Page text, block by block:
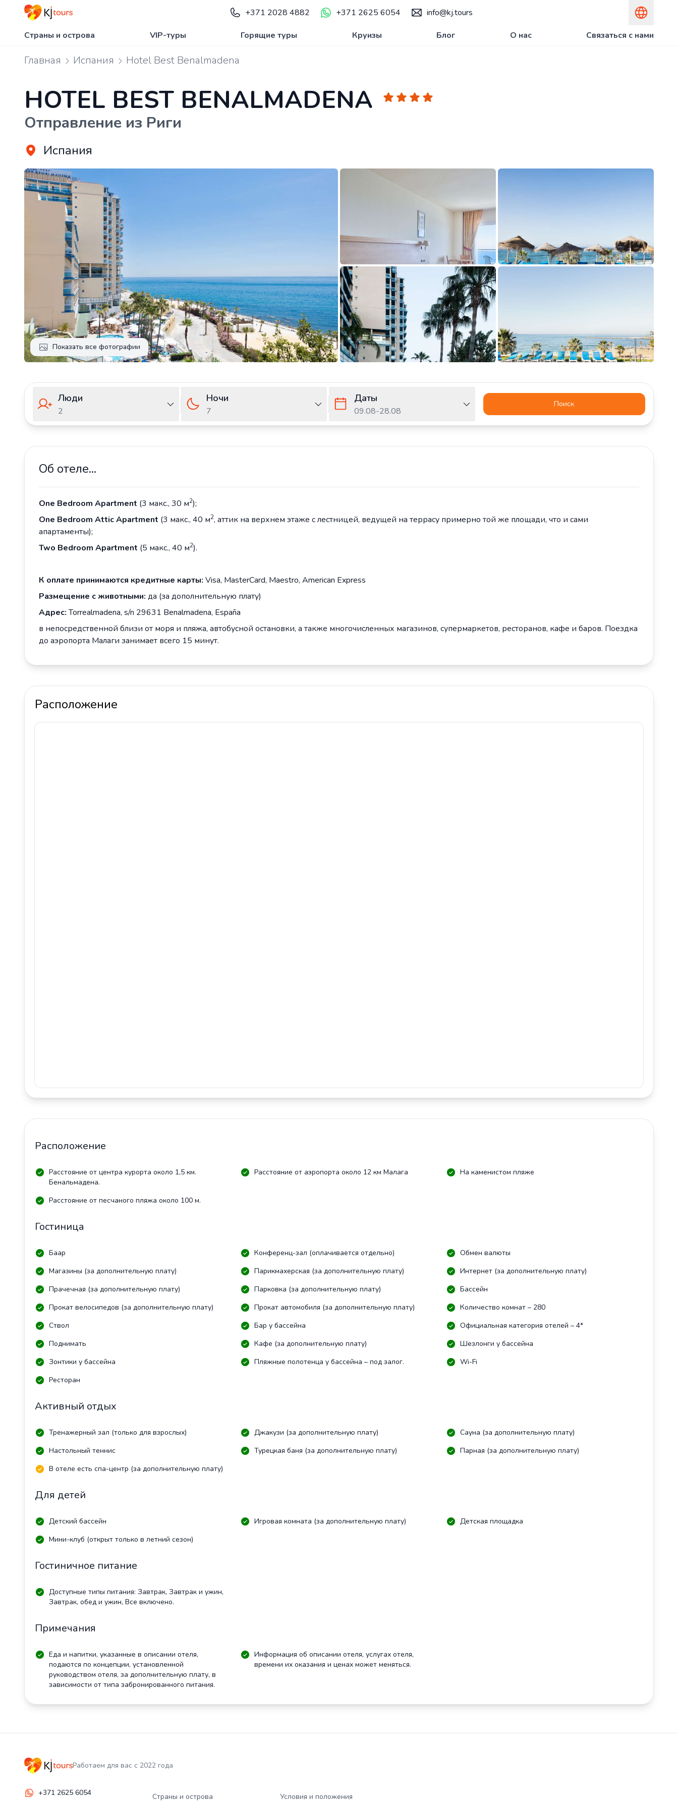
+371 2028 4882 +371 2625 6054 info@kj.tours
Страны и острова VIP-туры Горящие туры Круизы Блог О нас Связаться с нами
Главная Испания Hotel Best Benalmadena
HOTEL BEST BENALMADENA
Отправление из Риги
Испания
Показать все фотографии
Люди
2
Ночи
7
Даты
09.08-28.08
Поиск
Об отеле...
One Bedroom Apartment (3 макс., 30 м2);
One Bedroom Attic Apartment (3 макс., 40 м2, аттик на верхнем этаже с лестницей, ведущей на террасу примерно той же площади, что и сами
апартаменты);
Two Bedroom Apartment (5 макс., 40 м2).
К оплате принимаются кредитные карты: Visa, MasterCard, Maestro, American Express
Размещение с животными: да (за дополнительную плату)
Адрес:Torrealmadena, s/n 29631 Benalmadena, España
в непосредственной близи от моря и пляжа, автобусной остановки, а также многочисленных магазинов, супермаркетов, ресторанов, кафе и баров. Поездка
до аэропорта Малаги занимает всего 15 минут.
Расположение
Расположение
Расстояние от центра курорта около 1,5 км.
Бенальмадена.
Расстояние от аэропорта около 12 км Малага На каменистом пляже
Расстояние от песчаного пляжа около 100 м.
Гостиница
Баар Конференц-зал (оплачивается отдельно)
Обмен валюты
Магазины (за дополнительную плату)
Парикмахерская (за дополнительную плату)
Интернет (за дополнительную плату)
Прачечная (за дополнительную плату)
Парковка (за дополнительную плату)
Бассейн
Прокат велосипедов (за дополнительную плату)
Прокат автомобиля (за дополнительную плату)
Количество комнат – 280
Ствол
Бар у бассейна
Официальная категория отелей – 4*
Поднимать
Кафе (за дополнительную плату)
Шезлонги у бассейна
Зонтики у бассейна
Пляжные полотенца у бассейна – под залог.
Wi-Fi
Ресторан
Активный отдых
Тренажерный зал (только для взрослых) Джакузи (за дополнительную плату)
Сауна (за дополнительную плату)
Настольный теннис
Турецкая баня (за дополнительную плату)
Парная (за дополнительную плату)
В отеле есть спа-центр (за дополнительную плату)
Для детей
Детский бассейн Игровая комната (за дополнительную плату)
Детская площадка
Мини-клуб (открыт только в летний сезон)
Гостиничное питание
Доступные типы питания: Завтрак, Завтрак и ужин,
Завтрак, обед и ужин, Все включено.
Примечания
Еда и напитки, указанные в описании отеля,
подаются по концепции, установленной
руководством отеля, за дополнительную плату, в
зависимости от типа забронированного питания.
Информация об описании отеля, услугах отеля,
времени их оказания и ценах может меняться.
Работаем для вас с 2022 года
+371 2625 6054 Страны и острова Условия и положения